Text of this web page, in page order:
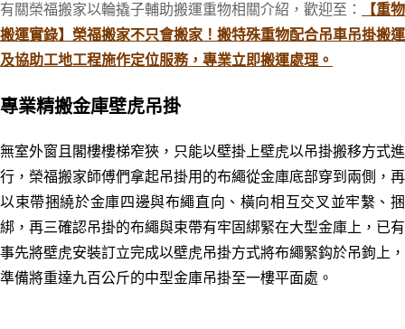
有關榮福搬家以輪撬子輔助搬運重物相關介紹，歡迎至：
【重物
搬運實錄】榮福搬家不只會搬家！搬特殊重物配合吊車吊掛搬運
及協助工地工程施作定位服務，專業立即搬運處理。
專業精搬金庫壁虎吊掛
無室外窗且閣樓樓梯窄狹 ，只能以壁掛上壁虎以吊掛搬移方式進
行 ， 榮福搬家師傅們拿起吊掛用的布繩從金庫底部穿到兩側，再
以束帶捆繞於金庫四邊與布繩直向、橫向相互交叉並牢繫、捆
綁，再三確認吊掛的布繩與束帶有牢固綁緊在大型金庫上，已有
事先將壁虎安裝訂立完成以壁虎吊掛方式將布繩緊鈎於吊鉤上 ，
準備將重達九百公斤的中型金庫吊掛至一樓平面處。